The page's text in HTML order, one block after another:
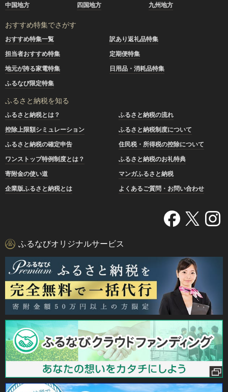
中国地方
四国地方 九州地方
おすすめ特集でさがす
おすすめ特集一覧
訳あり返礼品特集
担当者おすすめ特集
定期便特集
地元が誇る家電特集
日用品・消耗品特集
ふるなび限定特集
ふるさと納税を知る
ふるさと納税とは？
ふるさと納税の流れ
控除上限額シミュレーション
ふるさと納税制度について
ふるさと納税の確定申告
住民税・所得税の控除について
ワンストップ特例制度とは？
ふるさと納税のお礼特典
寄附金の使い道
マンガふるさと納税
企業版ふるさと納税とは
よくあるご質問・お問い合わせ
ふるなびオリジナルサービス